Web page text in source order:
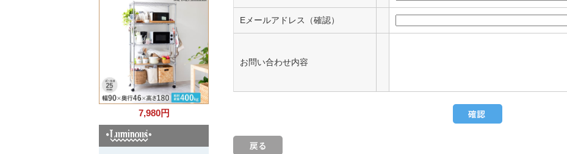
7,980円
Eメールアドレス（確認）
お問い合わせ内容